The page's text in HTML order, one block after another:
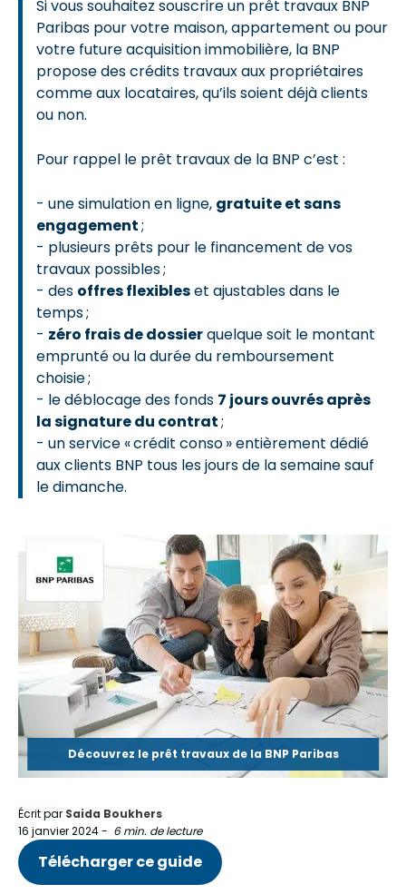
Si vous souhaitez souscrire un prêt travaux BNP
Paribas pour votre maison, appartement ou pour
votre future acquisition immobilière, la BNP
propose des crédits travaux aux propriétaires
comme aux locataires, qu’ils soient déjà clients
ou non.
Pour rappel le prêt travaux de la BNP c’est :
- une simulation en ligne, gratuite et sans
engagement;
- plusieurs prêts pour le financement de vos
travaux possibles ;
- des offres flexibleset ajustables dans le
temps ;
- zéro frais de dossierquelque soit le montant
emprunté ou la durée du remboursement
choisie ;
- le déblocage des fonds 7 jours ouvrés après
la signature du contrat;
- un service « crédit conso » entièrement dédié
aux clients BNP tous les jours de la semaine sauf
le dimanche.
Découvrez le prêt travaux de la BNP Paribas
Écrit par Saida Boukhers
16 janvier 2024- 6 min. de lecture
Télécharger ce guide